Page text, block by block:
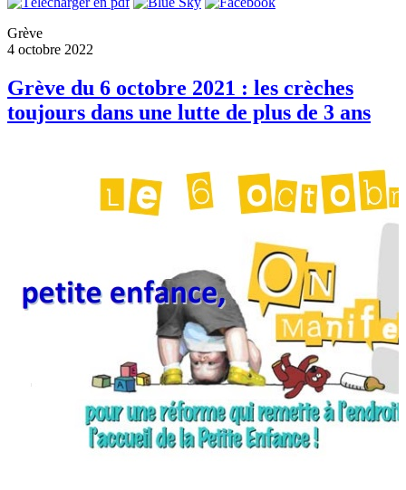
Grève
4 octobre 2022
Grève du 6 octobre 2021 : les crèches
toujours dans une lutte de plus de 3 ans